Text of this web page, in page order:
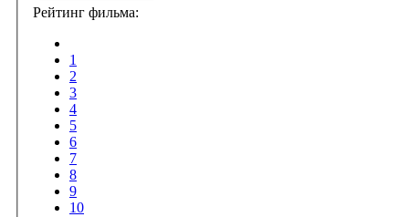
Рейтинг фильма:
1
2
3
4
5
6
7
8
9
10